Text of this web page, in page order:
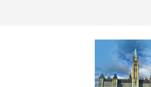
术展开幕盛典纪实
选理念
布角逐